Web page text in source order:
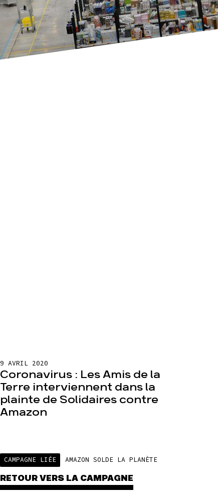
9 AVRIL 2020
Coronavirus : Les Amis de la
Terre interviennent dans la
plainte de Solidaires contre
Amazon
CAMPAGNE LIÉE AMAZON SOLDE LA PLANÈTE
RETOUR VERS LA CAMPAGNE